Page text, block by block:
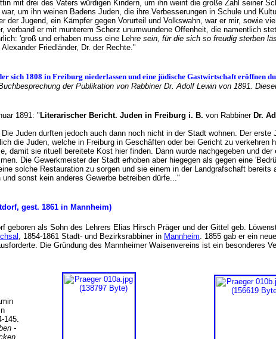
mit drei des Vaters würdigen Kindern, um ihn weint die große Zahl seiner
um ihn weinen Badens Juden, die ihre Verbesserungen in Schule und
der Jugend, ein Kämpfer gegen Vorurteil und Volkswahn, war er mir, sowie
verband er mit munterem Scherz unumwundene Offenheit, die namentlich
'groß und erhaben muss eine Lehre sein, für die sich so freudig sterben
Friedländer, Dr. der Rechte."
sich 1808 in Freiburg niederlassen und eine jüdische Gastwirtschaft eröffnen
der Publikation von Rabbiner Dr. Adolf Lewin von 1891.
1891: " Literarischer Bericht. Juden in Freiburg i. B. von Rabbiner Dr.
Juden durften jedoch auch dann noch nicht in der Stadt wohnen. Der
die Juden, welche in Freiburg in Geschäften oder bei Gericht zu
damit sie rituell bereitete Kost hier finden. Dann wurde nachgegeben und
Die Gewerkmeister der Stadt erhoben aber hiegegen als gegen eine
solche Restauration zu sorgen und sie einem in der Landgrafschaft
und sonst kein anderes Gewerbe betreiben dürfe..."
gest. 1861 in Mannheim)
geboren als Sohn des Lehrers Elias Hirsch Präger und der Gittel geb.
, 1854-1861 Stadt- und Bezirksrabbiner in Mannheim. 1855 gab er ein
Die Gründung des Mannheimer Waisenvereins ist ein besonderes
145.
-